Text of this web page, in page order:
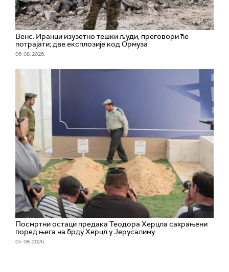
Венс: Иранци изузетно тешки људи, преговори ће
потрајати; две експлозије код Ормуза
06. 08. 2026.
Посмртни остаци предака Теодора Херцла сахрањени
поред њега на брду Херцл у Јерусалиму
05. 08. 2026.